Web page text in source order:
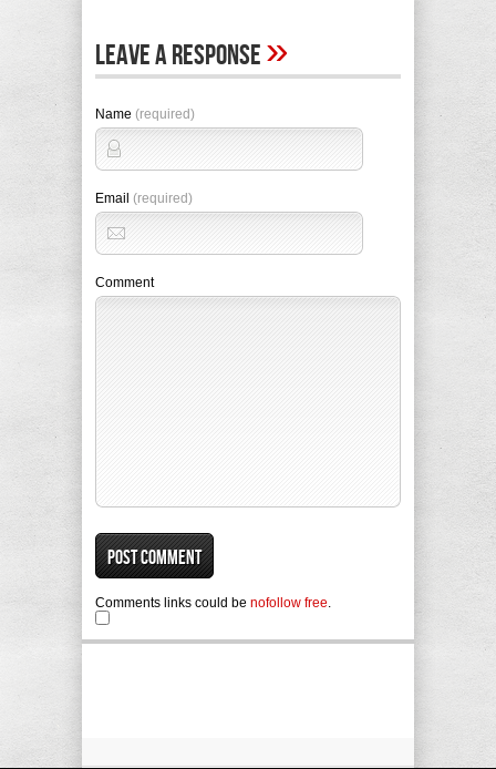
Leave A Response»
Name (required)
Email (required)
Comment
Comments links could be nofollow free.